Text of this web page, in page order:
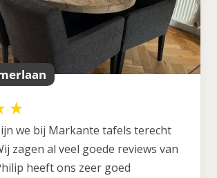
we bij Markante tafels terecht
zagen al veel goede reviews van
heeft ons zeer goed